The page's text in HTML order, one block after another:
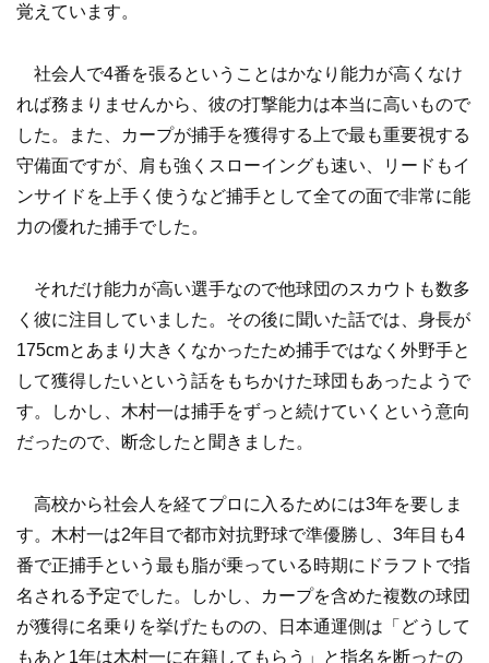
覚えています。
社会人で4番を張るということはかなり能力が高くなけ
れば務まりませんから、彼の打撃能力は本当に高いもので
した。また、カープが捕手を獲得する上で最も重要視する
守備面ですが、肩も強くスローイングも速い、リードもイ
ンサイドを上手く使うなど捕手として全ての面で非常に能
力の優れた捕手でした。
それだけ能力が高い選手なので他球団のスカウトも数多
く彼に注目していました。その後に聞いた話では、身長が
175cmとあまり大きくなかったため捕手ではなく外野手と
して獲得したいという話をもちかけた球団もあったようで
す。しかし、木村一は捕手をずっと続けていくという意向
だったので、断念したと聞きました。
高校から社会人を経てプロに入るためには3年を要しま
す。木村一は2年目で都市対抗野球で準優勝し、3年目も4
番で正捕手という最も脂が乗っている時期にドラフトで指
名される予定でした。しかし、カープを含めた複数の球団
が獲得に名乗りを挙げたものの、日本通運側は「どうして
もあと1年は木村一に在籍してもらう」と指名を断ったの